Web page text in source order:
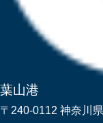
葉山港
〒240-0112 神奈川